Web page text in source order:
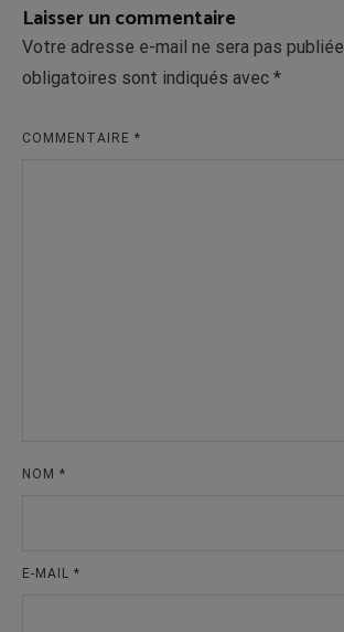
Laisser un commentaire
Votre adresse e-mail ne sera pas publiée.
obligatoires sont indiqués avec *
COMMENTAIRE *
NOM *
E-MAIL *